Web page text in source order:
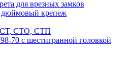
для врезных замков
крепеж
СТО, СТП
70 с шестигранной головкой